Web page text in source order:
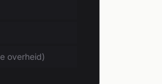
overheid)